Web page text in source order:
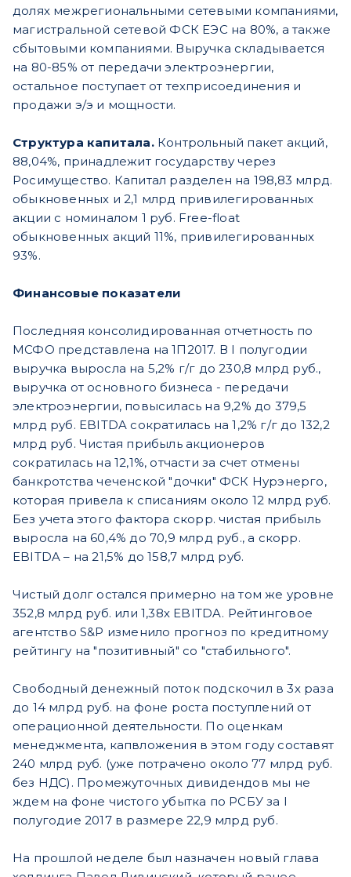
долях межрегиональными сетевыми компаниями,
магистральной сетевой ФСК ЕЭС на 80%, а также
сбытовыми компаниями. Выручка складывается
на 80-85% от передачи электроэнергии,
остальное поступает от техприсоединения и
продажи э/э и мощности.
Структура капитала.Контрольный пакет акций,
88,04%, принадлежит государству через
Росимущество. Капитал разделен на 198,83 млрд.
обыкновенных и 2,1 млрд привилегированных
акции с номиналом 1 руб. Free-float
обыкновенных акций 11%, привилегированных
93%.
Финансовые показатели
Последняя консолидированная отчетность по
МСФО представлена на 1П2017. В I полугодии
выручка выросла на 5,2% г/г до 230,8 млрд руб.,
выручка от основного бизнеса - передачи
электроэнергии, повысилась на 9,2% до 379,5
млрд руб. EBITDA сократилась на 1,2% г/г до 132,2
млрд руб. Чистая прибыль акционеров
сократилась на 12,1%, отчасти за счет отмены
банкротства чеченской "дочки" ФСК Нурэнерго,
которая привела к списаниям около 12 млрд руб.
Без учета этого фактора скорр. чистая прибыль
выросла на 60,4% до 70,9 млрд руб., а скорр.
EBITDA – на 21,5% до 158,7 млрд руб.
Чистый долг остался примерно на том же уровне
352,8 млрд руб. или 1,38х EBITDA. Рейтинговое
агентство S&P изменило прогноз по кредитному
рейтингу на "позитивный" со "стабильного".
Свободный денежный поток подскочил в 3х раза
до 14 млрд руб. на фоне роста поступлений от
операционной деятельности. По оценкам
менеджмента, капвложения в этом году составят
240 млрд руб. (уже потрачено около 77 млрд руб.
без НДС). Промежуточных дивидендов мы не
ждем на фоне чистого убытка по РСБУ за I
полугодие 2017 в размере 22,9 млрд руб.
На прошлой неделе был назначен новый глава